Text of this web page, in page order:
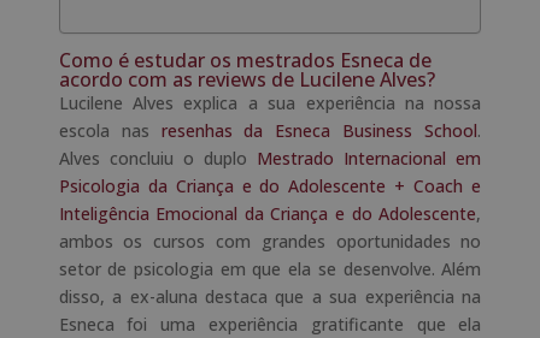
Como é estudar os mestrados Esneca de
acordo com as reviews de Lucilene Alves?
Lucilene Alves explica a sua experiência na nossa
escola nas resenhas da Esneca Business School.
Alves concluiu o duplo Mestrado Internacional em
Psicologia da Criança e do Adolescente + Coach e
Inteligência Emocional da Criança e do Adolescente,
ambos os cursos com grandes oportunidades no
setor de psicologia em que ela se desenvolve. Além
disso, a ex-aluna destaca que a sua experiência na
Esneca foi uma experiência gratificante que ela